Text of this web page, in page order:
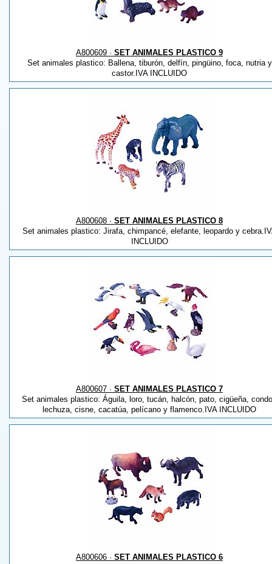
A800609 · SET ANIMALES PLASTICO 9
Set animales plastico: Ballena, tiburón, delfín, pingüino, foca, nutria y
castor.IVA INCLUIDO
A800608 · SET ANIMALES PLASTICO 8
Set animales plastico: Jirafa, chimpancé, elefante, leopardo y
INCLUIDO
A800607 · SET ANIMALES PLASTICO 7
Set animales plastico: Águila, loro, tucán, halcón, pato, cigüeña,
lechuza, cisne, cacatúa, pelícano y flamenco.IVA INCLUIDO
A800606 · SET ANIMALES PLASTICO 6